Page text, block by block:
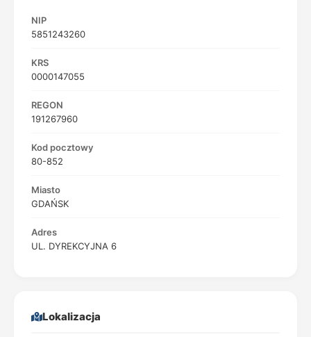
NIP
5851243260
KRS
0000147055
REGON
191267960
Kod pocztowy
80-852
Miasto
GDAŃSK
Adres
UL. DYREKCYJNA 6
Lokalizacja